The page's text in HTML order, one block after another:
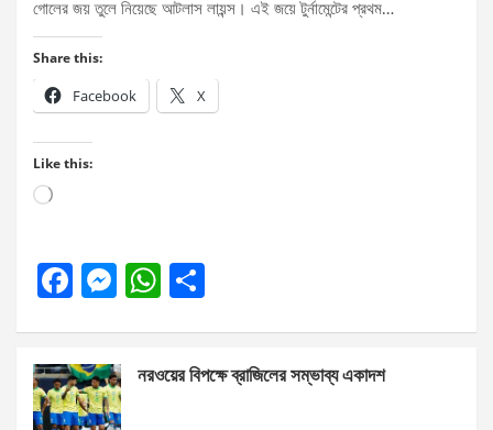
গোলের জয় তুলে নিয়েছে আটলাস লায়ন্স। এই জয়ে টুর্নামেন্টের প্রথম…
Share this:
Facebook X
Like this:
Loading…
F
b
o
M
n
g
W
s
e
নরওয়ের বিপক্ষে ব্রাজিলের সম্ভাব্য একাদশ